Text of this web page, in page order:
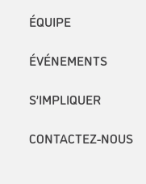
ÉQUIPE
ÉVÉNEMENTS
S’IMPLIQUER
CONTACTEZ-NOUS